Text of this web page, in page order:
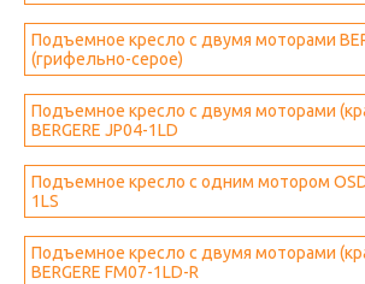
Подъемное кресло с двумя моторами
(грифельно-серое)
Подъемное кресло с двумя моторами
BERGERE JP04-1LD
Подъемное кресло с одним мотором
1LS
Подъемное кресло с двумя моторами
BERGERE FM07-1LD-R